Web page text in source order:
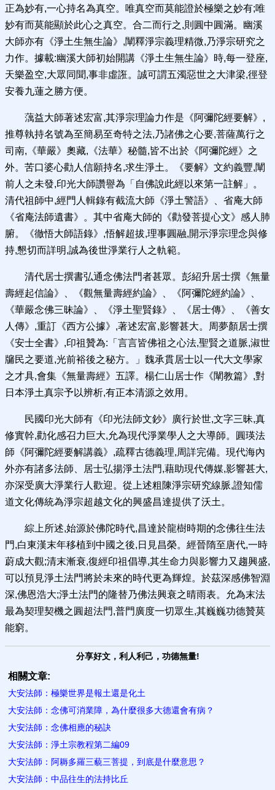
正為妙有,一心持名為真空。唯真空而莫能證於極樂之妙有;唯
妙有而莫能顯於此心之真空。合二而行之,則圓中圓滿。幽溪
大師亦有《淨土生無生論》,闡釋淨宗義理精微,乃淨宗研究之
力作。據載:幽溪大師初始開講《淨土生無生論》時,每一登座,
天樂盈空,大眾同聞,事非虛誑。誠可謂五濁惡世之大津梁,徑登
安養九蓮之勝方便。
蕅益大師著述宏富,其淨宗理論力作是《阿彌陀經要解》,
推尊執持名號為至簡易至奇特之法,乃諸佛之心要,菩薩萬行之
司南,《華嚴》奧藏,《法華》秘髓,皆不出於《阿彌陀經》之
外。苦口婆心勸人信願持名,求生淨土。《要解》文約義豐,闡
前人之未發,印光大師讚譽為「自佛說此經以來第一註解」。
清代祖師中,經門人輯錄有截流大師《淨土警語》、省庵大師
《省庵法師遺書》。其中省庵大師的《勸發菩提心文》感人肺
腑。《徹悟大師語錄》,悟解超拔,理事圓融,開示淨宗理念與修
持,懇切而詳明,誠為後世淨業行人之軌範。
清代居士撰書弘通念佛法門者甚眾。彭紹升居士撰《無量
壽經起信論》、《觀無量壽經約論》、《阿彌陀經約論》、
《華嚴念佛三昧論》、《淨土聖賢錄》、《居士傳》、《善女
人傳》,重訂《西方公據》,著述宏富,影響甚大。周夢顏居士撰
《安士全書》,印祖贊為:「言言皆佛祖之心法,聖賢之道脈,淑世
牖民之要道,光前裕後之秘方。」魏承貫居士以一代大文學家
之才具,會集《無量壽經》五譯。楊仁山居士作《闡教篇》,對
日本淨土真宗予以辨析,有正本清源之效用。
民國印光大師有《印光法師文鈔》廣行於世,文字三昧,真
修實幹,勸化感召力巨大,允為現代淨業學人之大導師。圓瑛法
師《阿彌陀經要解講義》,疏釋古德義理,周詳完備。現代海內
外亦有諸多法師、居士弘揚淨土法門,藉助現代傳媒,影響甚大,
亦深受廣大淨業行人歡迎。從上述粗陳淨宗研究線脈,證知儒
道文化傳統為淨宗超越文化的興盛昌達提供了沃土。
綜上所述,始源於佛陀時代,昌達於龍樹時期的念佛往生法
門,白東漢末年移植到中國之後,日見昌榮。經晉隋至唐代,一時
蔚成大觀;清末漸衰,復經印祖倡導,其生命力與影響力又趨興盛,
可以預見淨土法門將於未來的時代更為輝煌。於茲深感佛智淵
深,佛恩浩大;淨土法門的隆替乃佛法興衰之晴雨表。允為末法
最為契理契機之圓超法門,普門廣度一切眾生,其巍巍功德贊莫
能窮。
分享好文，利人利己，功德無量!
相關文章:
大安法師：極樂世界是報土還是化土
大安法師：念佛可消業障，為什麼很多大德還會有病？
大安法師：念佛相應的秘訣
大安法師：淨土宗教程第二編09
大安法師：阿耨多羅三藐三菩提，到底是什麼意思？
大安法師：中品往生的法持比丘